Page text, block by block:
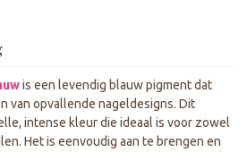
is een levendig blauw pigment dat
van opvallende nageldesigns. Dit
intense kleur die ideaal is voor zowel
Het is eenvoudig aan te brengen en